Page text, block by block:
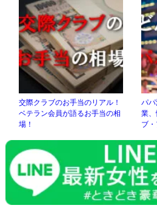
交際クラブのお手当のリアル！
ベテラン会員が語るお手当の相
場！
パ
業
ブ